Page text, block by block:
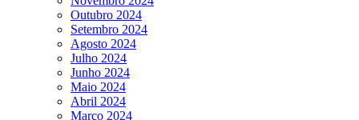
Outubro 2024
Setembro 2024
Agosto 2024
Julho 2024
Junho 2024
Maio 2024
Abril 2024
Março 2024